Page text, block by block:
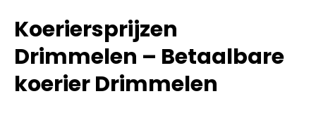
Koeriersprijzen
Drimmelen – Betaalbare
koerier Drimmelen